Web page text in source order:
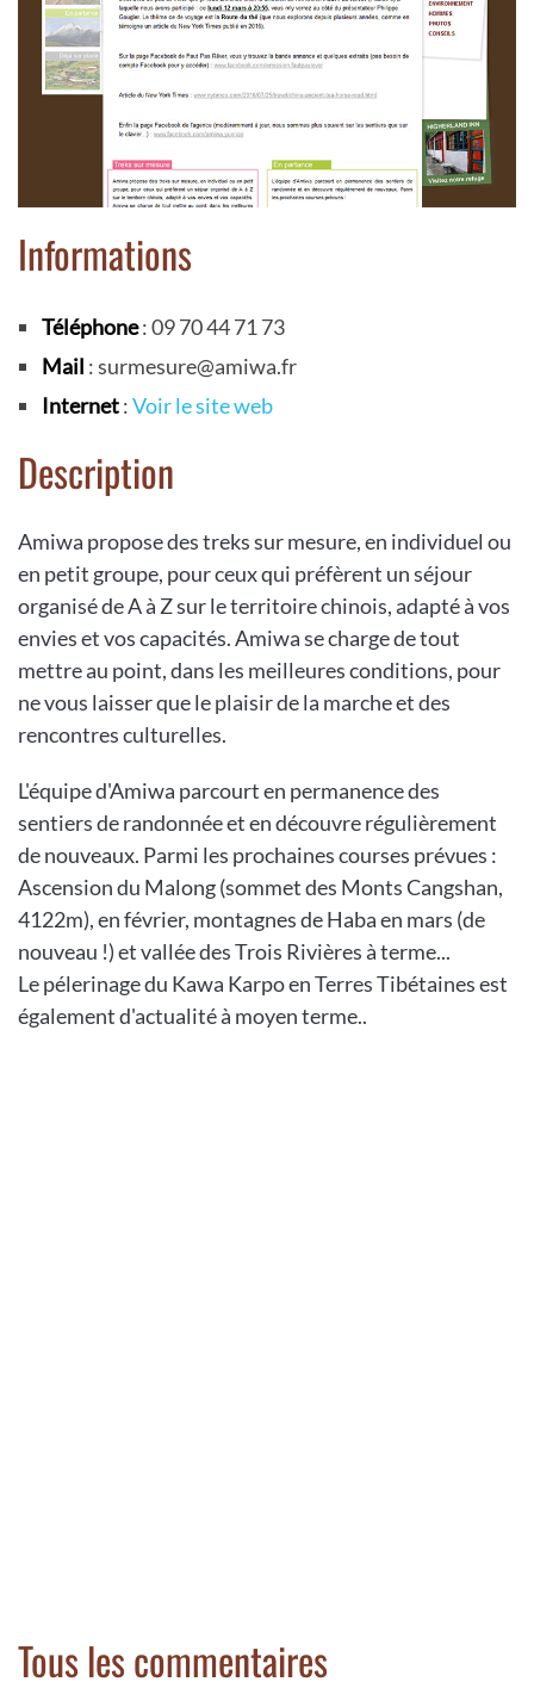
Informations
Téléphone: 09 70 44 71 73
Mail : surmesure@amiwa.fr
Internet:Voir le site web
Description
Amiwa propose des treks sur mesure, en individuel ou
en petit groupe, pour ceux qui préfèrent un séjour
organisé de A à Z sur le territoire chinois, adapté à vos
envies et vos capacités. Amiwa se charge de tout
mettre au point, dans les meilleures conditions, pour
ne vous laisser que le plaisir de la marche et des
rencontres culturelles.
L'équipe d'Amiwa parcourt en permanence des
sentiers de randonnée et en découvre régulièrement
de nouveaux. Parmi les prochaines courses prévues :
Ascension du Malong (sommet des Monts Cangshan,
4122m), en février, montagnes de Haba en mars (de
nouveau !) et vallée des Trois Rivières à terme...
Le pélerinage du Kawa Karpo en Terres Tibétaines est
également d'actualité à moyen terme..
Tous les commentaires